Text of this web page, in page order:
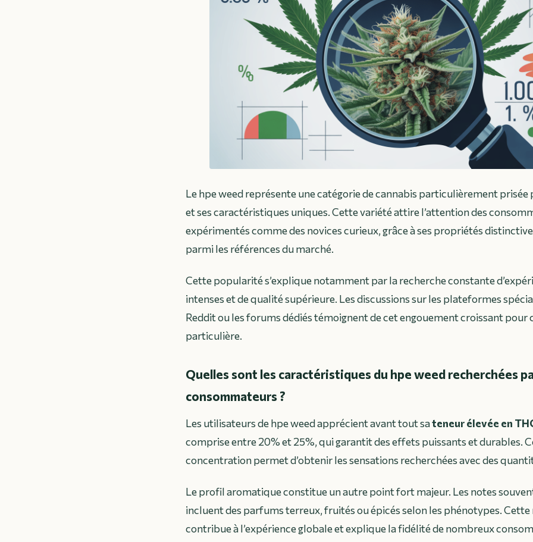
Le hpe weed représente une catégorie de cannabis particulièrement prisée
et ses caractéristiques uniques. Cette variété attire l’attention des
expérimentés comme des novices curieux, grâce à ses propriétés
parmi les références du marché.
Cette popularité s’explique notamment par la recherche constante
intenses et de qualité supérieure. Les discussions sur les plateformes
Reddit ou les forums dédiés témoignent de cet engouement croissant pour
particulière.
Quelles sont les caractéristiques du hpe weed recherchées
consommateurs ?
Les utilisateurs de hpe weed apprécient avant tout sateneur élevée en
comprise entre 20% et 25%, qui garantit des effets puissants et durables.
concentration permet d’obtenir les sensations recherchées avec des
Le profil aromatique constitue un autre point fort majeur. Les notes
incluent des parfums terreux, fruités ou épicés selon les phénotypes.
contribue à l’expérience globale et explique la fidélité de nombreux